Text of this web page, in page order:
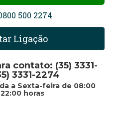
500 2274
Ligação
contato: (35) 3331-
3331-2274
a Sexta-feira de 08:00
horas